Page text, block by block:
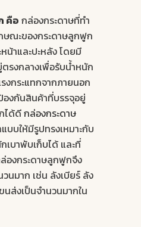
คือ กล่องกระดาษที่ทำ
ณะของกระดาษลูกฟูก
น้าและปะหลัง โดยมี
รงกลางเพื่อรับน้ำหนัก
งกระแทกจากภายนอก
องกันสินค้าที่บรรจุอยู่
ได้ดีกล่องกระดาษ
บบให้มีรูปทรงเหมาะกับ
เบาพับเก็บได้ และที่
องกระดาษลูกฟูกจึง
นมาก เช่น ลังเบียร์ ลัง
ส่งเป็นจำนวนมากใน